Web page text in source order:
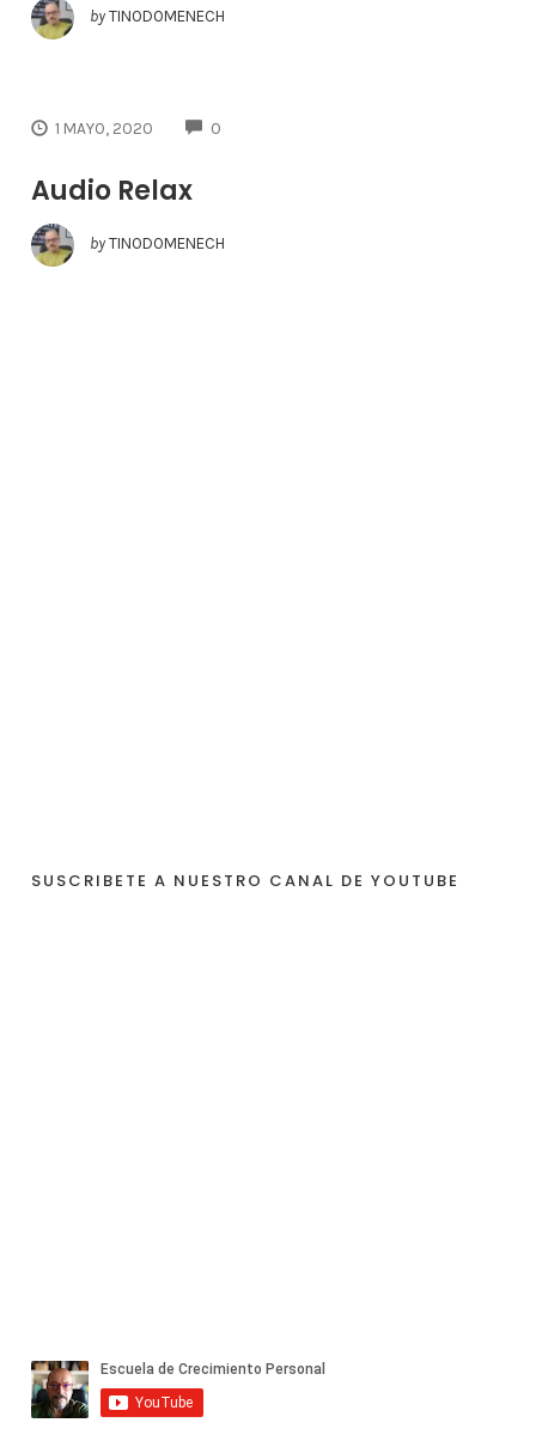
by TINODOMENECH
1 MAYO, 2020 0
Audio Relax
by TINODOMENECH
SUSCRIBETE A NUESTRO CANAL DE YOUTUBE